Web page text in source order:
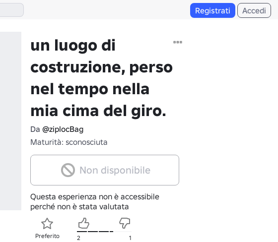
Registrati Accedi
un luogo di
costruzione, perso
nel tempo nella
mia cima del giro.
Da @ziplocBag
Maturità: sconosciuta
Non disponibile
Questa esperienza non è accessibile
perché non è stata valutata
Preferito 2 1